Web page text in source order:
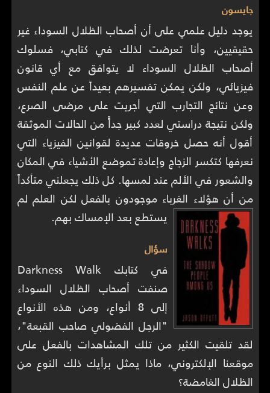
جايسون
يوجد دليل علمي على أن أصحاب الظلال السوداء غير
حقيقيين، وأنا تعرضت لذلك في كتابي، فسلوك
أصحاب الظلال السوداء لا يتوافق مع أي قانون
فيزيائي، ولكن يمكن تفسيرهم بعيداً عن علم النفس
وعن نتائج التجارب التي أجريت على مرضى الصرع،
ولكن نتيجة دراستي لعدد كبير جداًً من الحالات الموثقة
أقول أنه حصل خروقات عديدة لقوانين الفيزياء التي
نعرفها كتكسر الزجاج وإعادة تموضع الأشياء في المكان
والشعور في الألم عند لمسها. كل ذلك يجعلني متأكداً
من أن هؤلاء الغرباء موجودون بالفعل لكن العلم لم
يستطع بعد الإمساك بهم.
سؤال
في كتابك Darkness Walk
صنفت أصحاب الظلال السوداء
إلى 8 أنواع، ومن هذه الأنواع
"الرجل الفضولي صاحب القبعة"،
لقد تلقيت الكثير من تلك المشاهدات بالفعل على
موقعنا الإلكتروني، ماذا يمثل برأيك ذلك النوع من
الظلال الغامضة؟